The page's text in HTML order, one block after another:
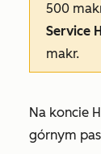
500
Service
makr.
Na koncie
górnym